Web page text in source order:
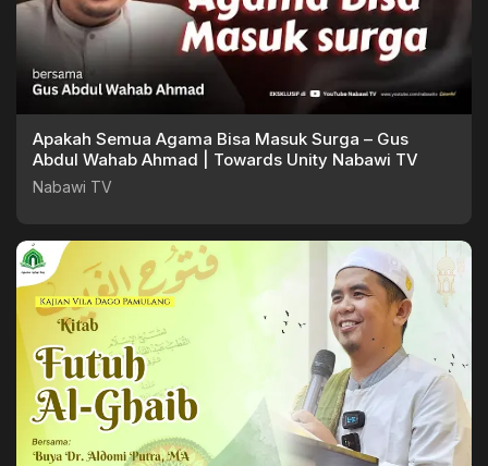
Apakah Semua Agama Bisa Masuk Surga – Gus
Abdul Wahab Ahmad | Towards Unity Nabawi TV
Nabawi TV